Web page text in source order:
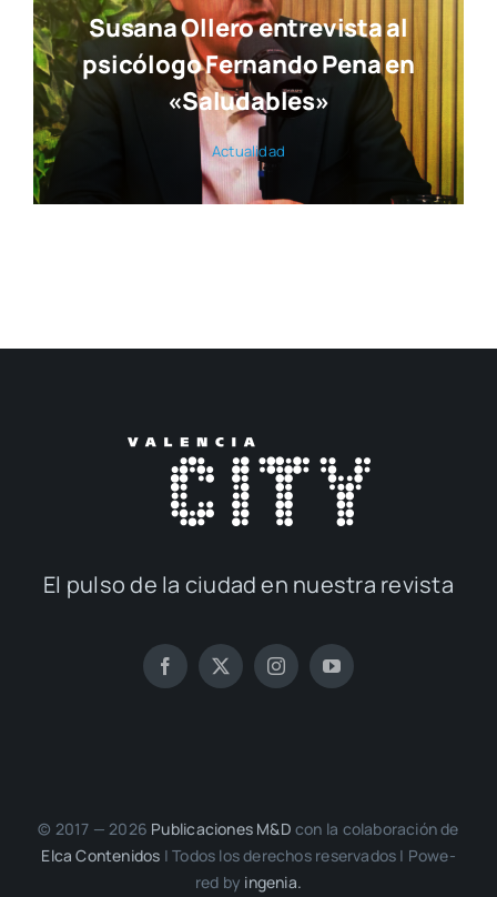
Susana Ollero entrevista al
psicólogo Fernando Pena en
«Saludables»
Actua­li­dad
El pul­so de la ciu­dad en nues­tra revis­ta
© 2017 — 2026 Publi­ca­cio­nes M&D con la cola­bo­ra­ción de
Elca Con­te­ni­dos | Todos los dere­chos reser­va­dos | Powe­
red by inge­nia.